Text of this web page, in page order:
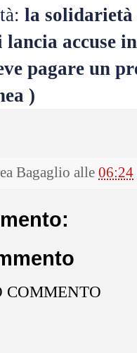
la solidarietà
lancia accuse
pagare un
)
Bagaglio alle 06:24
COMMENTO